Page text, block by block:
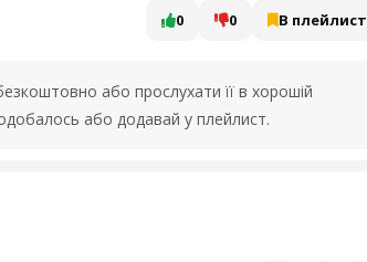
0 0 В плейлист
або прослухати її в хорошій
або додавай у плейлист.